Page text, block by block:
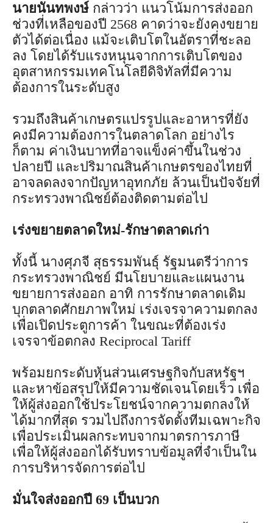
นายนันทพงษ์ กล่าวว่า แนวโน้มการส่งออก
ช่วงที่เหลือของปี 2568 คาดว่าจะยังคงขยาย
ตัวได้ต่อเนื่อง แม้จะเติบโตในอัตราที่ชะลอ
ลง โดยได้รับแรงหนุนจากการเติบโตของ
อุตสาหกรรมเทคโนโลยีดิจิทัลที่มีความ
ต้องการในระดับสูง
รวมถึงสินค้าเกษตรแปรรูปและอาหารที่ยัง
คงมีความต้องการในตลาดโลก อย่างไร
ก็ตาม ค่าเงินบาทที่อาจแข็งค่าขึ้นในช่วง
ปลายปี และปริมาณสินค้าเกษตรของไทยที่
อาจลดลงจากปัญหาอุทกภัย ล้วนเป็นปัจจัยที่
กระทรวงพาณิชย์ต้องติดตามต่อไป
เร่งขยายตลาดใหม่-รักษาตลาดเก่า
ทั้งนี้ นางศุภจี สุธรรมพันธุ์ รัฐมนตรีว่าการ
กระทรวงพาณิชย์ มีนโยบายและแผนงาน
ขยายการส่งออก อาทิ การรักษาตลาดเดิม
บุกตลาดศักยภาพใหม่ เร่งเจรจาความตกลง
เพื่อเปิดประตูการค้า ในขณะที่ต้องเร่ง
เจรจาข้อตกลง Reciprocal Tariff
พร้อมยกระดับหุ้นส่วนเศรษฐกิจกับสหรัฐฯ
และหาข้อสรุปให้มีความชัดเจนโดยเร็ว เพื่อ
ให้ผู้ส่งออกใช้ประโยชน์จากความตกลงให้
ได้มากที่สุด รวมไปถึงการจัดตั้งทีมเฉพาะกิจ
เพื่อประเมินผลกระทบจากมาตรการภาษี
เพื่อให้ผู้ส่งออกได้รับทราบข้อมูลที่จำเป็นใน
การบริหารจัดการต่อไป
มั่นใจส่งออกปี 69 เป็นบวก